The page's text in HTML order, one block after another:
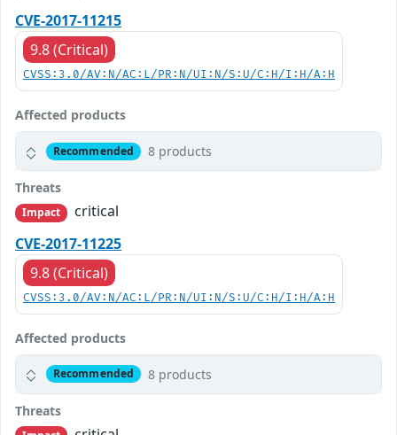
CVE-2017-11215
9.8 (Critical)
CVSS:3.0/AV:N/AC:L/PR:N/UI:N/S:U/C:H/I:H/A:H
Affected products
Recommended 8 products
Threats
Impact
critical
CVE-2017-11225
9.8 (Critical)
CVSS:3.0/AV:N/AC:L/PR:N/UI:N/S:U/C:H/I:H/A:H
Affected products
Recommended 8 products
Threats